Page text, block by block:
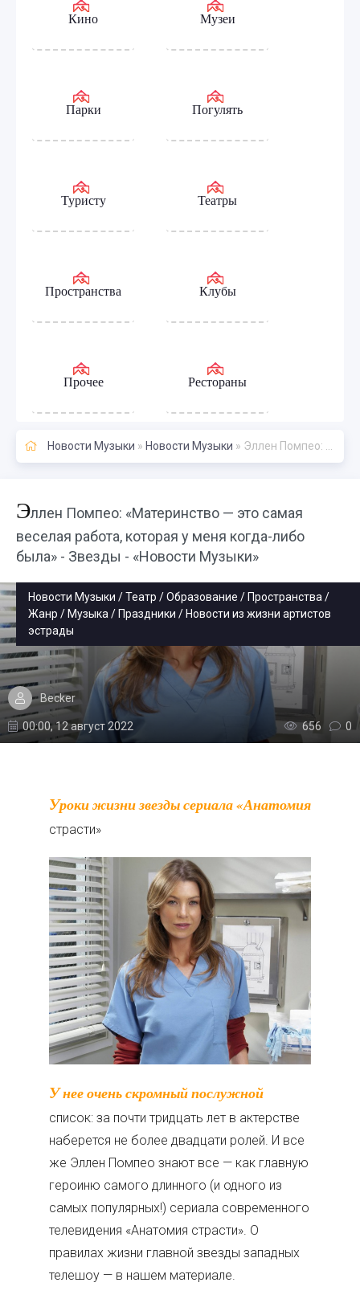
Кино Музеи
Парки Погулять
Туристу Театры
Пространства Клубы
Прочее Рестораны
Новости Музыки » Новости Музыки » Эллен Помпео: «Материнство — это самая веселая работа, которая у меня когда-либо была» - Звезды - «Новости Музыки»
Эллен Помпео: «Материнство — это самая
веселая работа, которая у меня когда-либо
была» - Звезды - «Новости Музыки»
Новости Музыки / Театр / Образование / Пространства /
Жанр / Музыка / Праздники / Новости из жизни артистов
эстрады
Becker
00:00, 12 август 2022 656 0
Уроки жизни звезды сериала «Анатомия
страсти»
У нее очень скромный послужной
список: за почти тридцать лет в актерстве
наберется не более двадцати ролей. И все
же Эллен Помпео знают все — как главную
героиню самого длинного (и одного из
самых популярных!) сериала современного
телевидения «Анатомия страсти». О
правилах жизни главной звезды западных
телешоу — в нашем материале.